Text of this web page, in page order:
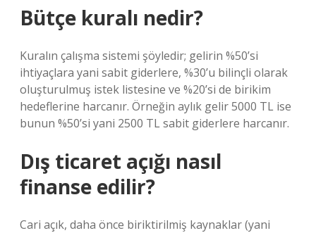
Bütçe kuralı nedir?
Kuralın çalışma sistemi şöyledir; gelirin %50’si
ihtiyaçlara yani sabit giderlere, %30’u bilinçli olarak
oluşturulmuş istek listesine ve %20’si de birikim
hedeflerine harcanır. Örneğin aylık gelir 5000 TL ise
bunun %50’si yani 2500 TL sabit giderlere harcanır.
Dış ticaret açığı nasıl
finanse edilir?
Cari açık, daha önce biriktirilmiş kaynaklar (yani